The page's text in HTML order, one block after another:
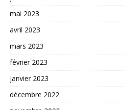
mai 2023
avril 2023
mars 2023
février 2023
janvier 2023
décembre 2022